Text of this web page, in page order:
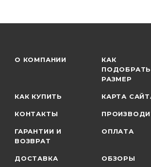
О КОМПАНИИ
КАК
ПОДОБРАТЬ
РАЗМЕР
КАК КУПИТЬ КАРТА
КОНТАКТЫ
ГАРАНТИИ И
ВОЗВРАТ
ОПЛАТА
ДОСТАВКА ОБЗОРЫ